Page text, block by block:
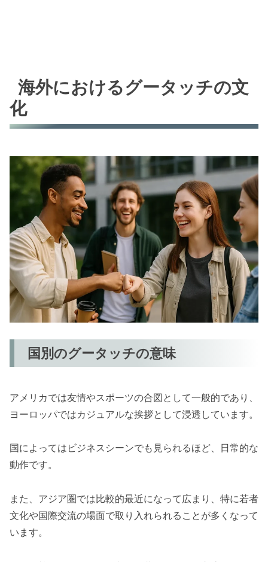
海外におけるグータッチの文
化
国別のグータッチの意味
アメリカでは友情やスポーツの合図として一般的であり、
ヨーロッパではカジュアルな挨拶として浸透しています。
国によってはビジネスシーンでも見られるほど、日常的な
動作です。
また、アジア圏では比較的最近になって広まり、特に若者
文化や国際交流の場面で取り入れられることが多くなって
います。